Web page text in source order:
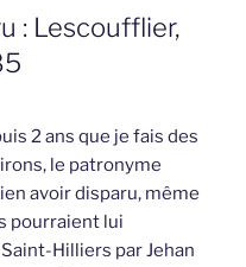
: Lescoufflier,
2 ans que je fais des
le patronyme
avoir disparu, même
pourraient lui
Hilliers par Jehan